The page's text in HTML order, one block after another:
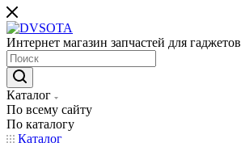
Интернет магазин запчастей для гаджетов
Каталог
По всему сайту
По каталогу
Каталог